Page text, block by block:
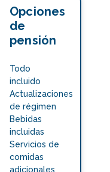
Opciones
de
pensión
Todo
incluido
Actualizaciones
de régimen
Bebidas
incluidas
Servicios de
comidas
adicionales